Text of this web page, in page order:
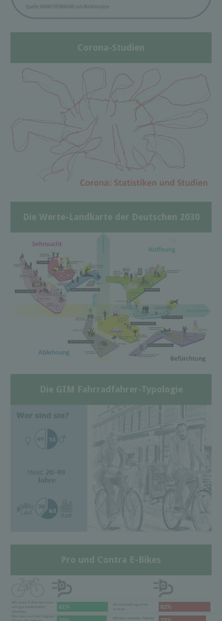
Corona-Studien
Die Werte-Landkarte der Deutschen 2030
Die GIM Fahrradfahrer-Typologie
Pro und Contra E-Bikes